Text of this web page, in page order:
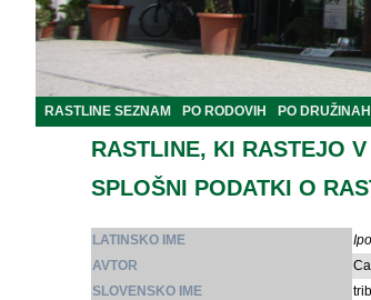
RASTLINE SEZNAM PO RODOVIH PO DRUŽINAH
RASTLINE, KI RASTEJO
SPLOŠNI PODATKI O
LATINSKO IME
AVTOR
SLOVENSKO IME